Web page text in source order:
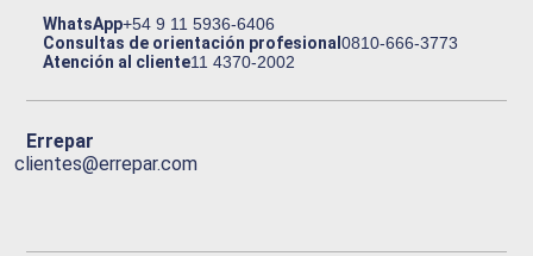
WhatsApp+54 9 11 5936-6406
Consultas de orientación profesional0810-666-3773
Atención al cliente11 4370-2002
Errepar
clientes@errepar.com